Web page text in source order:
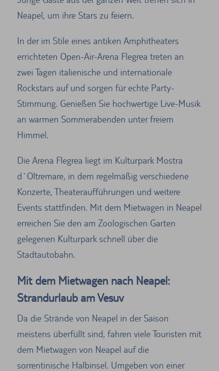
Neapel, um ihre Stars zu feiern.
In der im Stile eines antiken Amphitheaters
errichteten Open-Air-Arena Flegrea treten an
zwei Tagen italienische und internationale
Rockstars auf und sorgen für echte Party-
Stimmung. Genießen Sie hochwertige Live-Musik
an warmen Sommerabenden unter freiem
Himmel.
Die Arena Flegrea liegt im Kulturpark Mostra
d`Oltremare, in dem regelmäßig verschiedene
Konzerte, Theateraufführungen und weitere
Events stattfinden. Mit dem Mietwagen in Neapel
erreichen Sie den am Zoologischen Garten
gelegenen Kulturpark schnell über die
Stadtautobahn.
Mit dem Mietwagen nach Neapel:
Strandurlaub am Vesuv
Da die Strände von Neapel in der Saison
meistens überfüllt sind, fahren viele Touristen mit
dem Mietwagen von Neapel auf die
sorrentinische Halbinsel. Umgeben von einer